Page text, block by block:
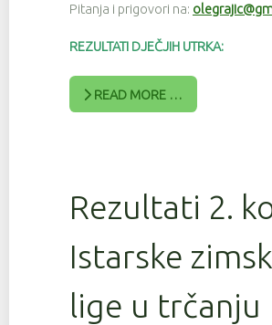
Pitanja i prigovori na:
REZULTATI DJEČJIH UTRKA:
READ MORE …
Rezultati 2.
Istarske
lige u trčanju